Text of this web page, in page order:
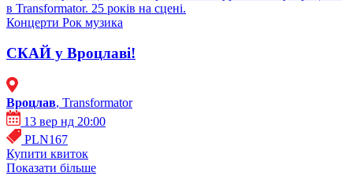
в Transformator. 25 років на сцені.
Концерти Рок музика
СКАЙ у Вроцлаві!
Вроцлав, Transformator
13 вер нд 20:00
PLN167
Купити квиток
Показати більше